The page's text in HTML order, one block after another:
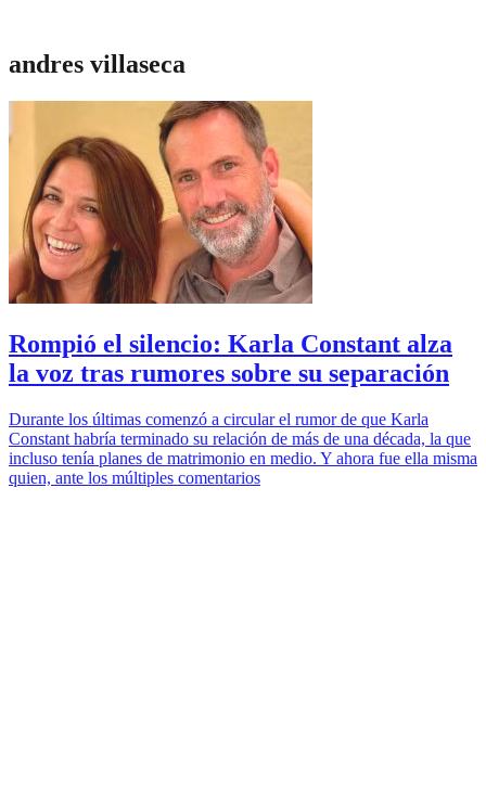
andres villaseca
Rompió el silencio: Karla Constant alza
la voz tras rumores sobre su separación
Durante los últimas comenzó a circular el rumor de que Karla
Constant habría terminado su relación de más de una década, la que
incluso tenía planes de matrimonio en medio. Y ahora fue ella misma
quien, ante los múltiples comentarios